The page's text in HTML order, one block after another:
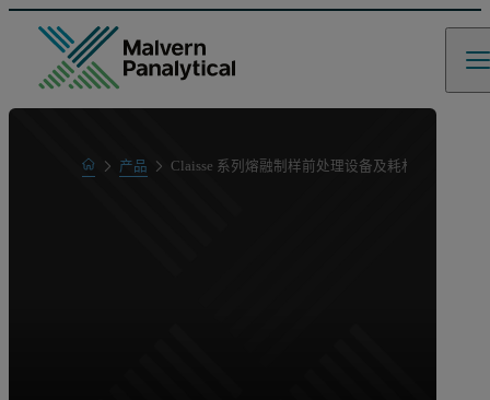
Home产品
产品系列
Claisse 系列熔融制样前处理设备及耗材